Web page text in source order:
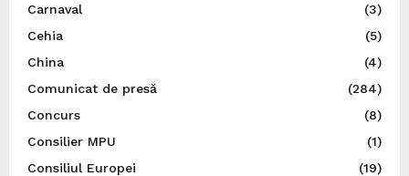
Carnaval
(3)
Cehia
(5)
China
(4)
Comunicat de presă
(284)
Concurs
(8)
Consilier MPU
(1)
Consiliul Europei
(19)